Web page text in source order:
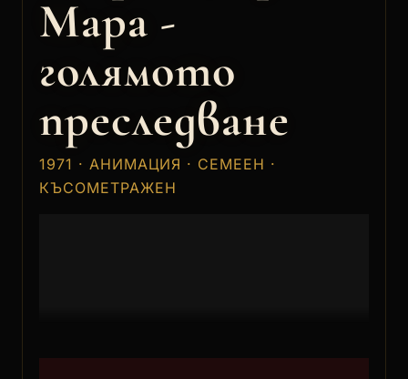
Мара -
голямото
преследване
1971 · АНИМАЦИЯ · СЕМЕЕН ·
КЪСОМЕТРАЖЕН